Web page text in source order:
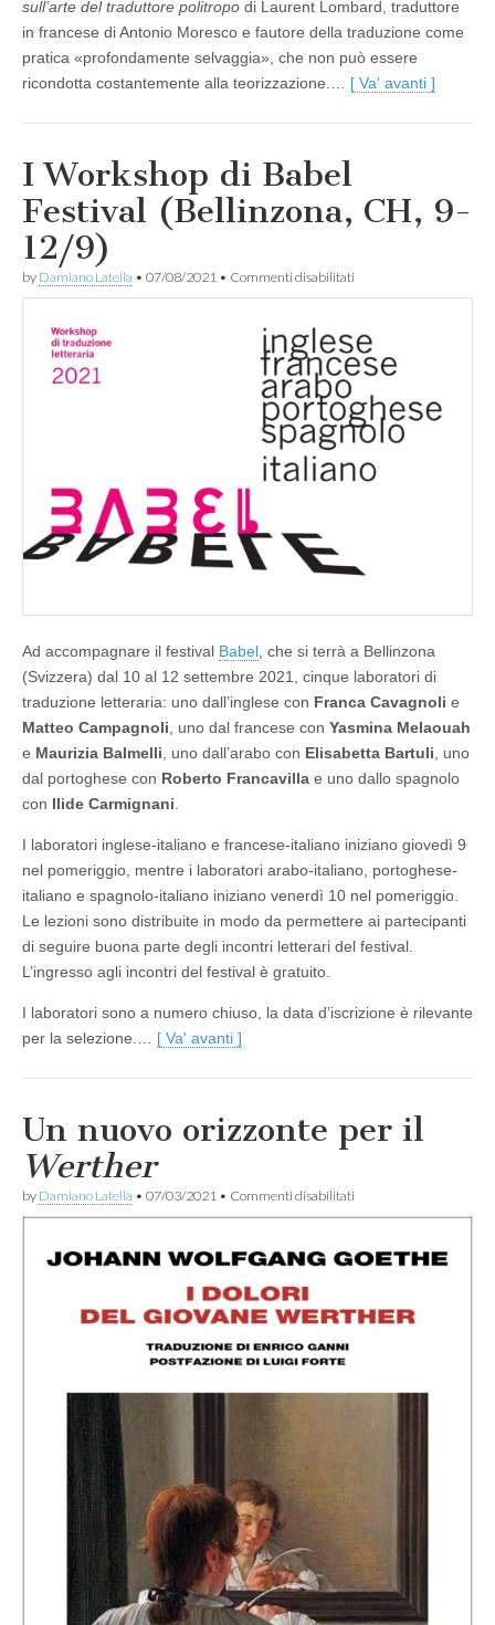
sull’arte del traduttore politropo di Laurent Lombard, traduttore
in francese di Antonio Moresco e fautore della traduzione come
pratica «profondamente selvaggia», che non può essere
ricondotta costantemente alla teorizzazione.… [ Va' avanti ]
I Workshop di Babel
Festival (Bellinzona, CH, 9-
12/9)
by Damiano Latella • 07/08/2021 • Commenti disabilitati
Babel
Festival
(Bellinzona,
CH,
9-
12/9)
Ad accompagnare il festival Babel , che si terrà a Bellinzona
(Svizzera) dal 10 al 12 settembre 2021, cinque laboratori di
traduzione letteraria: uno dall’inglese con Franca Cavagnoli e
Matteo Campagnoli , uno dal francese con Yasmina Melaouah
e Maurizia Balmelli , uno dall’arabo con Elisabetta Bartuli , uno
dal portoghese con Roberto Francavilla e uno dallo spagnolo
con Ilide Carmignani
I laboratori inglese-italiano e francese-italiano iniziano giovedì 9
nel pomeriggio, mentre i laboratori arabo-italiano, portoghese-
italiano e spagnolo-italiano iniziano venerdì 10 nel pomeriggio.
Le lezioni sono distribuite in modo da permettere ai partecipanti
di seguire buona parte degli incontri letterari del festival.
L’ingresso agli incontri del festival è gratuito.
I laboratori sono a numero chiuso, la data d’iscrizione è rilevante
per la selezione.… [ Va' avanti ]
Un nuovo orizzonte per il
Werther
by Damiano Latella • 07/03/2021 • Commenti disabilitati
Un
orizzonte
per
e
e